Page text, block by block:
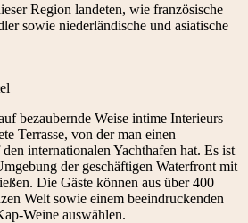
Region landeten, wie französische
sowie niederländische und asiatische
bezaubernde Weise intime Interieurs
Terrasse, von der man einen
internationalen Yachthafen hat. Es ist
der geschäftigen Waterfront mit
Die Gäste können aus über 400
Welt sowie einem beeindruckenden
Weine auswählen.